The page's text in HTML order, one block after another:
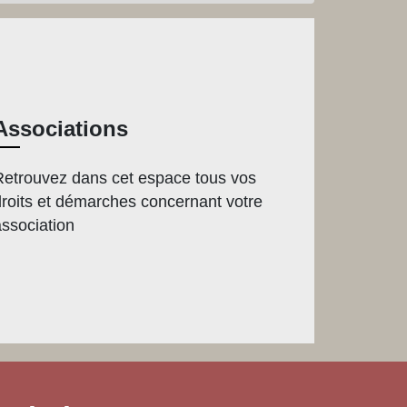
dans cet espace tous vos
et démarches concernant votre